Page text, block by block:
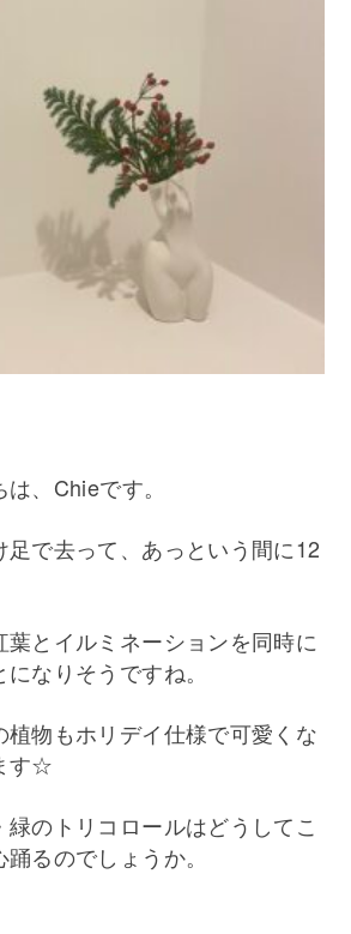
、Chieです。
足で去って、あっという間に12
葉とイルミネーションを同時に
になりそうですね。
植物もホリデイ仕様で可愛くな
す☆
緑のトリコロールはどうしてこ
るのでしょうか。